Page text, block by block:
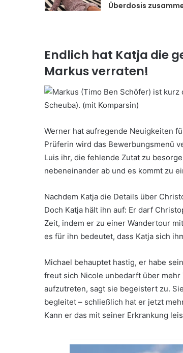
Überdosis
Endlich hat Katja die
Markus verraten!
Werner hat aufregende Neuigkeiten
Prüferin wird das Bewerbungsmenü
Luis ihr, die fehlende Zutat zu
nebeneinander ab und es kommt zu
Nachdem Katja die Details über
Doch Katja hält ihn auf: Er darf
Zeit, indem er zu einer Wandertour
es für ihn bedeutet, dass Katja sich
Michael behauptet hastig, er habe
freut sich Nicole unbedarft über
aufzutreten, sagt sie begeistert zu.
begleitet – schließlich hat er jetzt
Kann er das mit seiner Erkrankung